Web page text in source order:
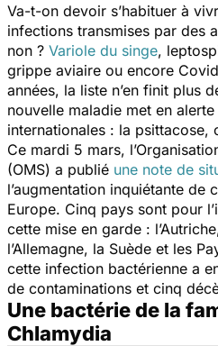
Va-t-on devoir s’habituer à
infections transmises par des
non ? Variole du singe,
grippe aviaire ou encore
années, la liste n’en finit plus
nouvelle maladie met en
internationales : la
Ce mardi 5 mars,
(OMS) a publié une note de
l’augmentation inquiétante de
Europe. Cinq pays sont pour
cette mise en garde :
l’Allemagne, la Suède et les
cette infection bactérienne a
de contaminations et cinq
Une bactérie de la
Chlamydia